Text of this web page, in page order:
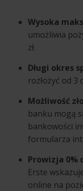
Wysoka
umożliwia
zł.
Długi okres
rozłożyć od 3
Możliwość
banku mogą
bankowości
formularza
Prowizja 0%
Erste
online na